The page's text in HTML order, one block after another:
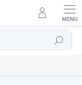
Hledat